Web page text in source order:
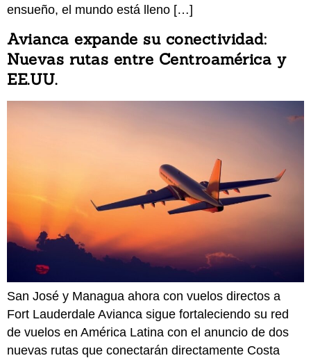
ensueño, el mundo está lleno […]
Avianca expande su conectividad:
Nuevas rutas entre Centroamérica y
EE.UU.
San José y Managua ahora con vuelos directos a
Fort Lauderdale Avianca sigue fortaleciendo su red
de vuelos en América Latina con el anuncio de dos
nuevas rutas que conectarán directamente Costa